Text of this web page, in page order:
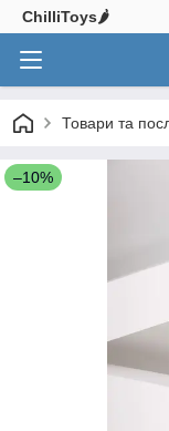
ChilliToys🌶️
Товари та
–10%